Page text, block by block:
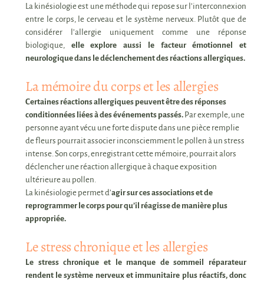
La kinésiologie est une méthode qui repose sur l’interconnexion
entre le corps, le cerveau et le système nerveux. Plutôt que de
considérer l’allergie uniquement comme une réponse
biologique, elle explore aussi le facteur émotionnel et
neurologique dans le déclenchement des réactions allergiques.
La mémoire du corps et les allergies
Certaines réactions allergiques peuvent être des réponses
conditionnées liées à des événements passés.Par exemple, une
personne ayant vécu une forte dispute dans une pièce remplie
de fleurs pourrait associer inconsciemment le pollen à un stress
intense. Son corps, enregistrant cette mémoire, pourrait alors
déclencher une réaction allergique à chaque exposition
ultérieure au pollen.
La kinésiologie permet d’agir sur ces associations et de
reprogrammer le corps pour qu’il réagisse de manière plus
appropriée.
Le stress chronique et les allergies
Le stress chronique et le manque de sommeil réparateur
rendent le système nerveux et immunitaire plus réactifs, donc